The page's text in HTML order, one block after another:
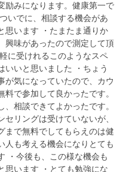
励みになります。健康第一で
いでに、相談する機会があ
思います ・たまたま通りか
興味があったので測定して頂
に受けれるこのようなスペ
いいと思いました ・ちょう
が気になっていたので、カウ
料で参加して良かったです。
、相談できてよかったです。
セリングは受けていないが、
まで無料でしてもらえのは健
人も考える機会になりとても
・今後も、この様な機会も
思います ・とても勉強にな